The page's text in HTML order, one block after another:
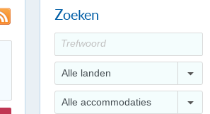
Zoeken
Alle landen
Alle accommodaties